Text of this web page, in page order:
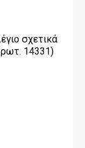
σχετικά
14331)